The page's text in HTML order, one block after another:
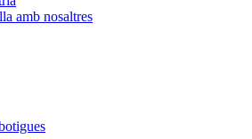
amb nosaltres